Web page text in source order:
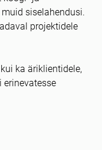
siselahendusi.
projektidele
ka äriklientidele,